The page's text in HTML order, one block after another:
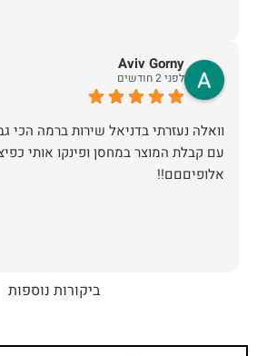
Aviv Gorny
לפני 2 חודשים
וואלה נעזרתי בדניאל שירות ברמה הכי
עם קבלת המוצר במחסן ופינקו אותי
אלופיםםם!!
ביקורות נוספות